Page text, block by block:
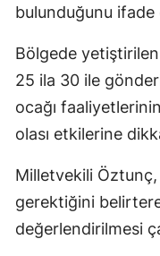
bulunduğunu ifade
Bölgede
25 ila 30 ile
ocağı
olası etkilerine
Milletvekili Öztunç,
gerektiğini
değerlendirilmesi